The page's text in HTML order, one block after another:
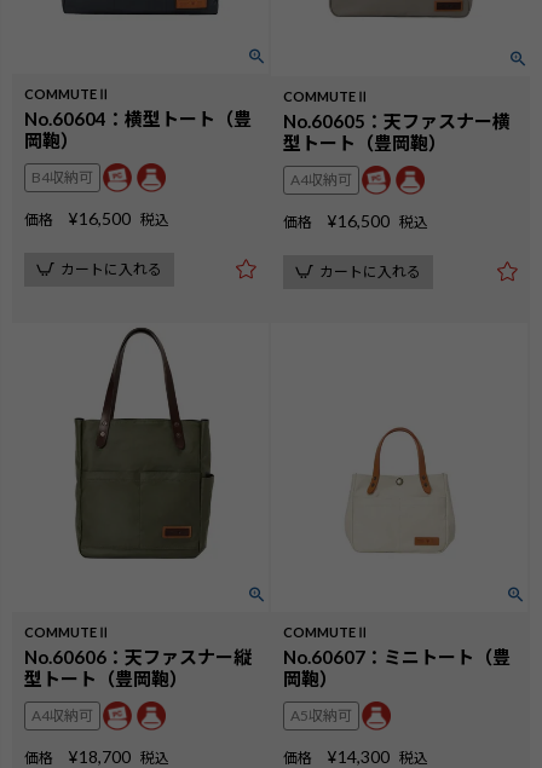
COMMUTEⅡ
No.60604：横型トート（豊
岡鞄）
B4収納可
価格 ¥16,500 税込
カートに入れる
COMMUTEⅡ
No.60605：天ファスナー横
型トート（豊岡鞄）
A4収納可
価格 ¥16,500 税込
カートに入れる
COMMUTEⅡ
No.60606：天ファスナー縦
型トート（豊岡鞄）
A4収納可
価格 ¥18,700 税込
COMMUTEⅡ
No.60607：ミニトート（豊
岡鞄）
A5収納可
価格 ¥14,300 税込